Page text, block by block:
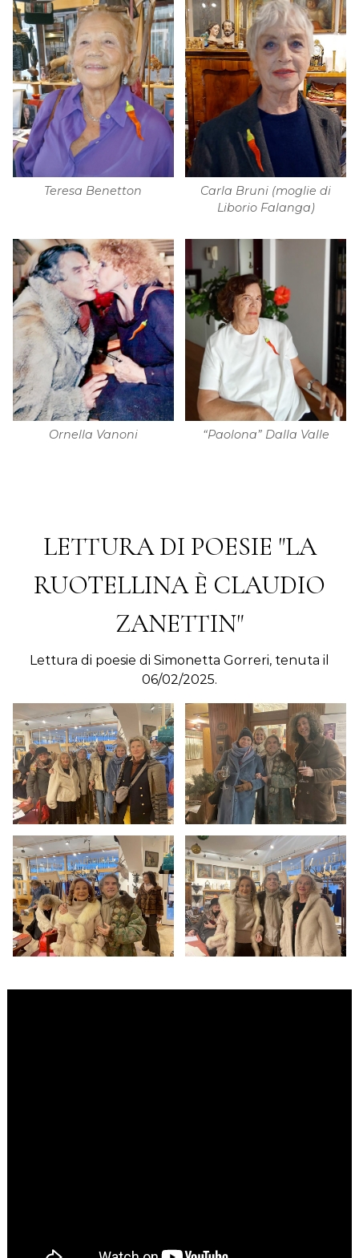
Teresa Benetton
Carla Bruni (moglie di
Liborio Falanga)
Ornella Vanoni “Paolona” Dalla Valle
LETTURA DI POESIE "LA
RUOTELLINA È CLAUDIO
ZANETTIN"
Lettura di poesie di Simonetta Gorreri, tenuta il
06/02/2025.